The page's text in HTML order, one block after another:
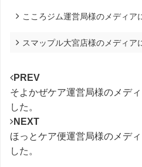
こころジム運営局様のメディア
スマップル大宮店様のメディア
PREV
そよかぜケア運営局様のメデ
した。
NEXT
ほっとケア便運営局様のメデ
した。